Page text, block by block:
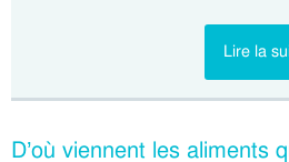
Lire la
D’où viennent les aliments